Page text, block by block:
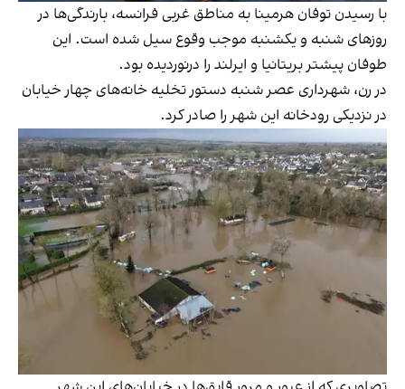
با رسیدن توفان هرمینا به مناطق غربی فرانسه، بارندگی‌ها در
روزهای شنبه و یکشنبه موجب وقوع سیل شده است. این
طوفان پیشتر بریتانیا و ایرلند را درنوردیده بود.
در رن، شهرداری عصر شنبه دستور تخلیه خانه‌های چهار خیابان
در نزدیکی رودخانه این شهر را صادر کرد.